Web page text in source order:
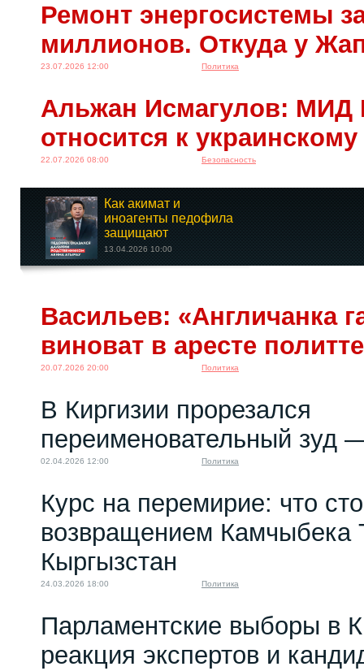
Ремонт энергосистемы
миллионов. Откуда у
23.07.2026 12:00 Политика
Альжан Исмагулов: МИД
относится к
22.07.2026 08:00 Безопасность
Как акимат и
иноагенты педофила
защищают
13.04.2026 10:00
особенности
«российской...
29.05.2026 20:00
Васильев: «Англичанка
виноват в аресте
20.07.2026 20:00 Политика
В Киргизии прорезался
переименовательный зуд
02.04.2026 12:00 Политика
Курс на перемирие: что
возвращением Камчыбека
Кыргызстан
24.03.2026 18:00 Политика
Парламентские выборы в
реакция экспертов и